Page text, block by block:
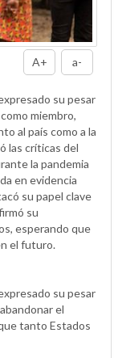
A+ a-
su pesar
miembro,
al país como a la
las críticas del
la pandemia
en evidencia
su papel clave
su
esperando que
el futuro.
su pesar
el
tanto Estados